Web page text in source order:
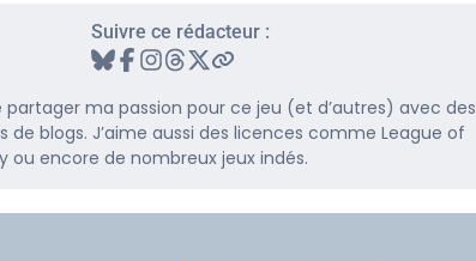
Suivre ce rédacteur :
partager ma passion pour ce jeu (et d’autres) avec des
de blogs. J’aime aussi des licences comme League of
ou encore de nombreux jeux indés.